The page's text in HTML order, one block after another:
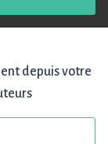
depuis votre